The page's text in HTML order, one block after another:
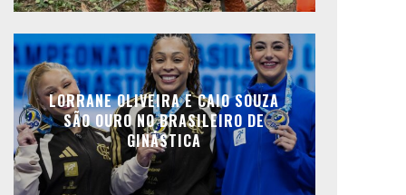
LORRANE OLIVEIRA E CAIO SOUZA
SÃO OURO NO BRASILEIRO DE
GINÁSTICA